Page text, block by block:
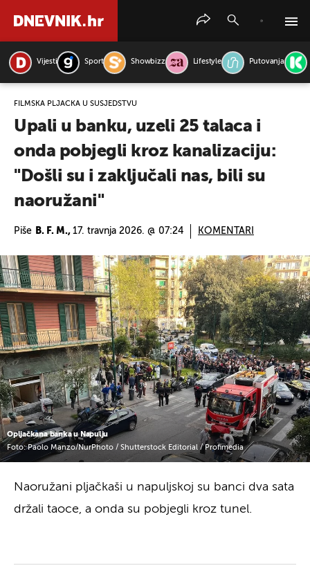
Vijesti Sport Showbizz Lifestyle Putovanja
FILMSKA PLJAČKA U SUSJEDSTVU
Upali u banku, uzeli 25 talaca i
onda pobjegli kroz kanalizaciju:
"Došli su i zaključali nas, bili su
naoružani"
Piše B. F. M., 17. travnja 2026. @ 07:24 KOMENTARI
Opljačkana banka u Napulju
Foto: Paolo Manzo/NurPhoto / Shutterstock Editorial / Profimedia
Naoružani pljačkaši u napuljskoj su banci dva sata
držali taoce, a onda su pobjegli kroz tunel.
PRETRAŽITE VIJESTI